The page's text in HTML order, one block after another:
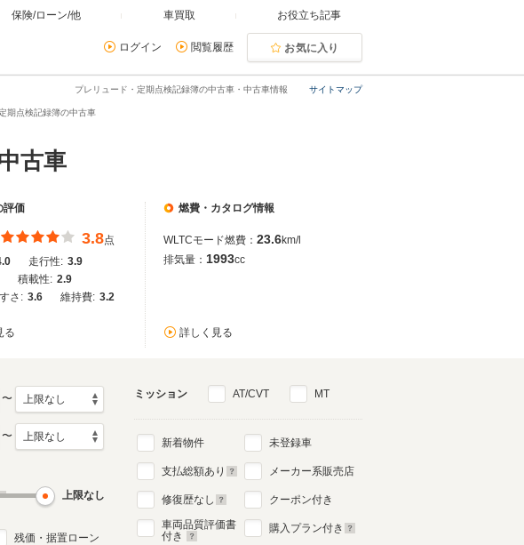
保険/ローン/他 車買取 お役立ち記事
ログイン 閲覧履歴 お気に入り
サイトマップ
プレリュード・定期点検記録簿の中古車・中古車情報
期点検記録簿の中古車
古車
評価
3.8点
走行性: 3.9
積載性: 2.9
さ: 3.6 維持費: 3.2
る
燃費・カタログ情報
WLTCモード燃費： 23.6km/l
排気量： 1993cc
詳しく見る
産モデル
〜
〜
上限なし
残価・据置ローン
ミッション AT/CVT MT
新着物件
支払総額あり
修復歴なし
車両品質評価書
付き
未登録車
メーカー系販売店
クーポン付き
購入プラン付き